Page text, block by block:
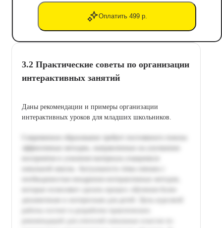
Оплатить 499 р.
3.2 Практические советы по организации
интерактивных занятий
Даны рекомендации и примеры организации
интерактивных уроков для младших школьников.